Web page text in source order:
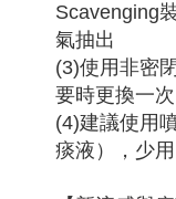
Scavenging
氣抽出
(3)使用非密
要時更換一次
(4)建議使用
痰液），少